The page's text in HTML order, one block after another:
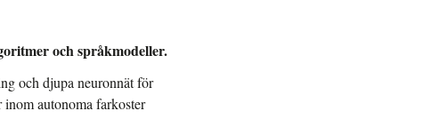
och språkmodeller.
och djupa neuronnät för
inom autonoma farkoster